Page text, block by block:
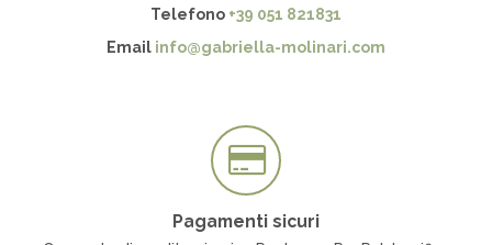
Telefono +39 051 821831
Email info@gabriella-molinari.com
Pagamenti sicuri